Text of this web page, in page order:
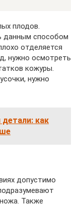
плодов.
данным способом
отделяется
нужно осмотреть
кожуры.
нужно
как
допустимо
Также